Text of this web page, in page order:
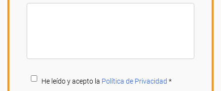
He leído y acepto la Política de Privacidad *